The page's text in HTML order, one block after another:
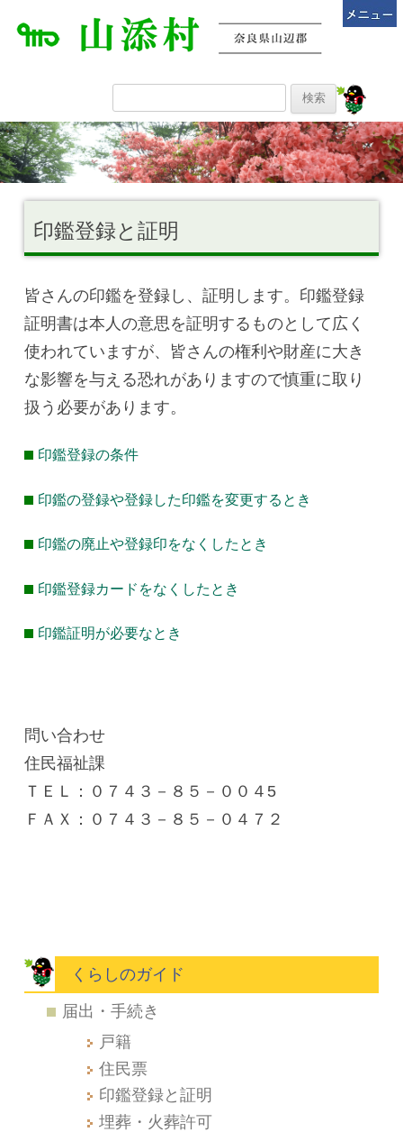
印鑑登録と証明
皆さんの印鑑を登録し、証明します。印鑑登録
証明書は本人の意思を証明するものとして広く
使われていますが、皆さんの権利や財産に大き
な影響を与える恐れがありますので慎重に取り
扱う必要があります。
印鑑登録の条件
印鑑の登録や登録した印鑑を変更するとき
印鑑の廃止や登録印をなくしたとき
印鑑登録カードをなくしたとき
印鑑証明が必要なとき
問い合わせ
住民福祉課
ＴＥＬ：０７４３－８５－００４5
ＦＡＸ：０７４３－８５－０４７２
くらしのガイド
届出・手続き
戸籍
住民票
印鑑登録と証明
埋葬・火葬許可